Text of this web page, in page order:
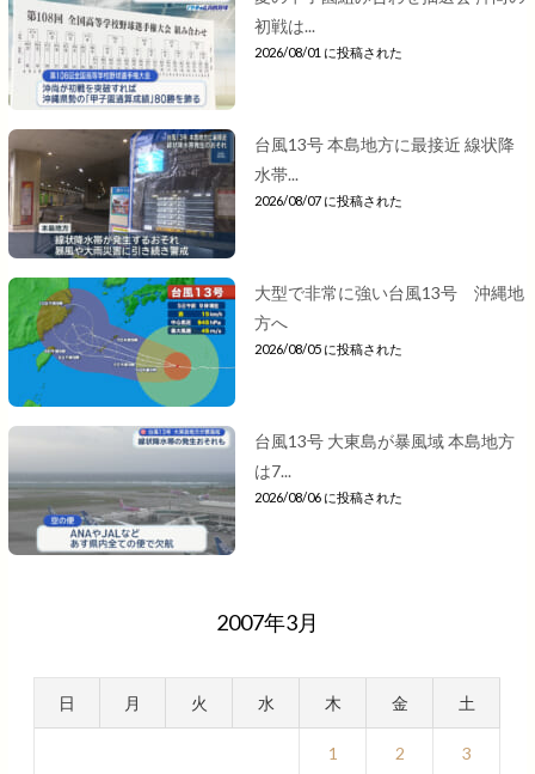
初戦は...
2026/08/01 に投稿された
台風13号 本島地方に最接近 線状降
水帯...
2026/08/07 に投稿された
大型で非常に強い台風13号 沖縄地
方へ
2026/08/05 に投稿された
台風13号 大東島が暴風域 本島地方
は7...
2026/08/06 に投稿された
2007年3月
日 月 火 水 木 金 土
1 2 3